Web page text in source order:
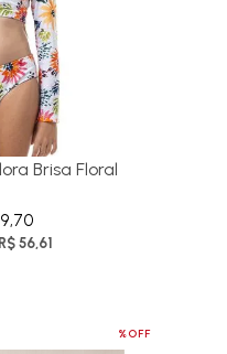
Brisa Floral
R$ 56,61
%OFF